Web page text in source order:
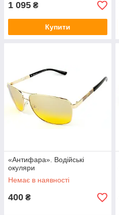
1 095 ₴
Купити
«Антифара». Водійські
окуляри
Немає в наявності
400 ₴